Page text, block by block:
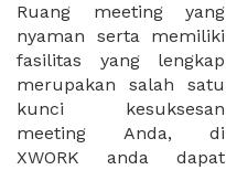
Ruang meeting yang
nyaman serta memiliki
fasilitas yang lengkap
merupakan salah satu
kunci kesuksesan
meeting Anda, di
XWORK anda dapat
Ruang meeting juga
dapat diatur susunan
tempat duduk sesuai
kebutuhan dan
ketersediaan ruangan.
Ribuan ruang meeting
dapat Anda pilih